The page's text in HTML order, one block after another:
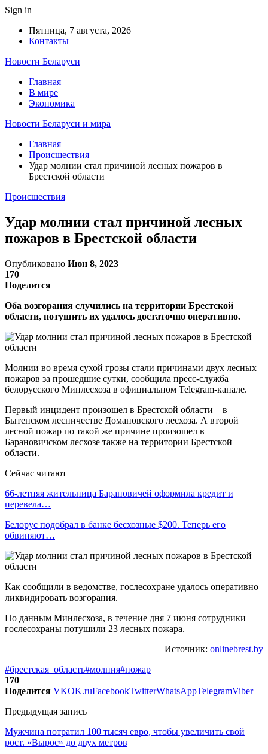
Sign in
Пятница, 7 августа, 2026
Контакты
Новости Беларуси
Главная
В мире
Экономика
Новости Беларуси и мира
Главная
Происшествия
Удар молнии стал причиной лесных пожаров в
Брестской области
Происшествия
Удар молнии стал причиной лесных
пожаров в Брестской области
Опубликовано Июн 8, 2023
170
Поделится
Оба возгорания случились на территории Брестской
области, потушить их удалось достаточно оперативно.
Молнии во время сухой грозы стали причинами двух лесных
пожаров за прошедшие сутки, сообщила пресс-служба
белорусского Минлесхоза в официальном Telegram-канале.
Первый инцидент произошел в Брестской области – в
Бытенском лесничестве Домановского лесхоза. А второй
лесной пожар по такой же причине произошел в
Барановичском лесхозе также на территории Брестской
области.
Сейчас читают
66-летняя жительница Барановичей оформила кредит и
перевела…
Белорус подобрал в банке бесхозные $200. Теперь его
обвиняют…
Как сообщили в ведомстве, гослесохране удалось оперативно
ликвидировать возгорания.
По данным Минлесхоза, в течение дня 7 июня сотрудники
гослесохраны потушили 23 лесных пожара.
Источник: onlinebrest.by
#брестская_область#молния#пожар
170
Поделится VKOK.ruFacebookTwitterWhatsAppTelegramViber
Предыдущая запись
Мужчина потратил 100 тысяч евро, чтобы увеличить свой
рост. «Вырос» до двух метров